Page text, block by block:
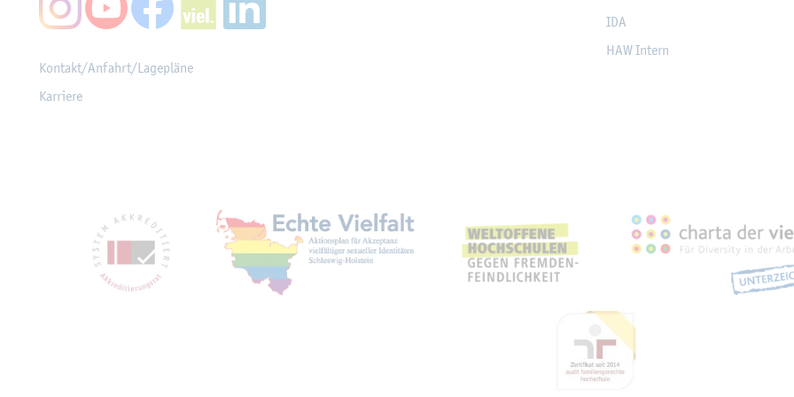
Kon­takt/An­fahrt/La­ge­plä­ne
Kar­rie­re
IDA
HAW In­tern
Mit­glied­schaf­ten, Aus­zeich­nun­gen,